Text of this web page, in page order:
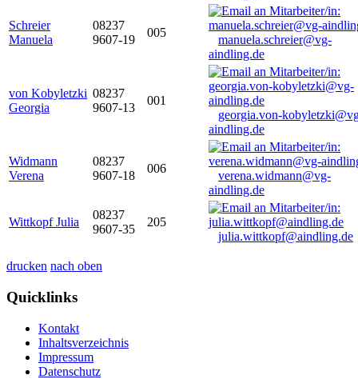
Schreier
Manuela
08237
9607-19
005
manuela.schreier@vg-
aindling.de
von Kobyletzki
Georgia
08237
9607-13
001
georgia.von-
aindling.de
Widmann
Verena
08237
9607-18
006
verena.widmann@vg-
aindling.de
Wittkopf Julia
08237
9607-35
205
julia.wittkopf@aindling.de
drucken nach oben
Quicklinks
Kontakt
Inhaltsverzeichnis
Impressum
Datenschutz